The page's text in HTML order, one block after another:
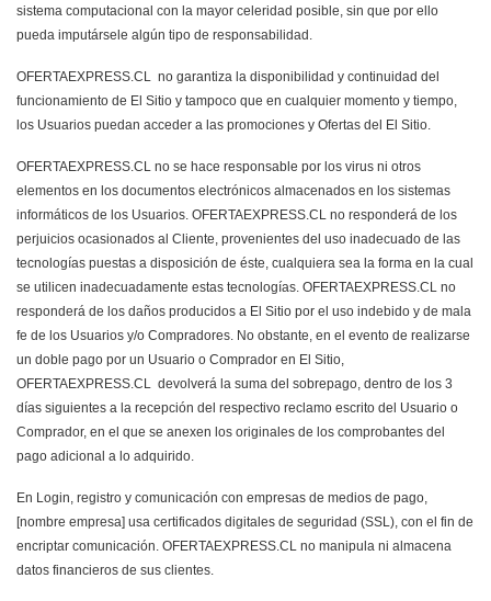
sistema computacional con la mayor celeridad posible, sin que por ello
pueda imputársele algún tipo de responsabilidad.
OFERTAEXPRESS.CL no garantiza la disponibilidad y continuidad del
funcionamiento de El Sitio y tampoco que en cualquier momento y tiempo,
los Usuarios puedan acceder a las promociones y Ofertas del El Sitio.
OFERTAEXPRESS.CL no se hace responsable por los virus ni otros
elementos en los documentos electrónicos almacenados en los sistemas
informáticos de los Usuarios. OFERTAEXPRESS.CL no responderá de los
perjuicios ocasionados al Cliente, provenientes del uso inadecuado de las
tecnologías puestas a disposición de éste, cualquiera sea la forma en la cual
se utilicen inadecuadamente estas tecnologías. OFERTAEXPRESS.CL no
responderá de los daños producidos a El Sitio por el uso indebido y de mala
fe de los Usuarios y/o Compradores. No obstante, en el evento de realizarse
un doble pago por un Usuario o Comprador en El Sitio,
OFERTAEXPRESS.CL devolverá la suma del sobrepago, dentro de los 3
días siguientes a la recepción del respectivo reclamo escrito del Usuario o
Comprador, en el que se anexen los originales de los comprobantes del
pago adicional a lo adquirido.
En Login, registro y comunicación con empresas de medios de pago,
[nombre empresa] usa certificados digitales de seguridad (SSL), con el fin de
encriptar comunicación. OFERTAEXPRESS.CL no manipula ni almacena
datos financieros de sus clientes.